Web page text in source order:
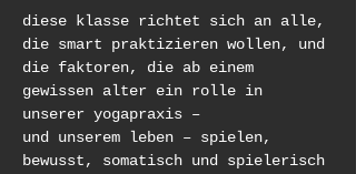
diese klasse richtet sich an alle,
die smart praktizieren wollen, und
die faktoren, die ab einem
gewissen alter ein rolle in
unserer yogapraxis –
und unserem leben – spielen,
bewusst, somatisch und spielerisch